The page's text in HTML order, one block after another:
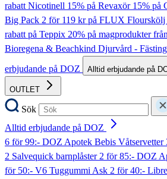
rabatt Nicotinell 15% på Revaxör 15% på
Big Pack 2 för 119 kr på FLUX Flourskölj
rabatt på Teppix 20% på magprodukter
Bioregena & Beachkind Djurvård -
erbjudande på DOZ
Alltid erbjudande på
OUTLET
Sök
Alltid erbjudande på DOZ
6 för 99:- DOZ Apotek Bebis Våtservetter
2 Salvequick barnplåster2 för 85:- DOZ
för 50:- V6 Tuggummi Ask 2 för 40:-